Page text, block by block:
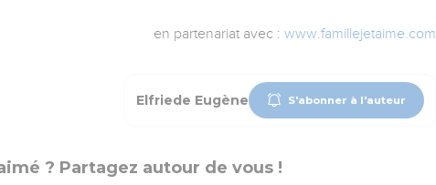
en partenariat avec : www.famillejetaime.com
Elfriede Eugène S'abonner à l'auteur
? Partagez autour de vous !